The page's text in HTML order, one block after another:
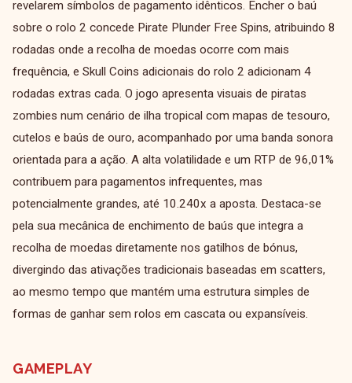
revelarem símbolos de pagamento idênticos. Encher o baú
sobre o rolo 2 concede Pirate Plunder Free Spins, atribuindo 8
rodadas onde a recolha de moedas ocorre com mais
frequência, e Skull Coins adicionais do rolo 2 adicionam 4
rodadas extras cada. O jogo apresenta visuais de piratas
zombies num cenário de ilha tropical com mapas de tesouro,
cutelos e baús de ouro, acompanhado por uma banda sonora
orientada para a ação. A alta volatilidade e um RTP de 96,01%
contribuem para pagamentos infrequentes, mas
potencialmente grandes, até 10.240x a aposta. Destaca-se
pela sua mecânica de enchimento de baús que integra a
recolha de moedas diretamente nos gatilhos de bónus,
divergindo das ativações tradicionais baseadas em scatters,
ao mesmo tempo que mantém uma estrutura simples de
formas de ganhar sem rolos em cascata ou expansíveis.
GAMEPLAY